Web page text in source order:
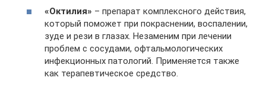
«Октилия» – препарат комплексного действия,
который поможет при покраснении, воспалении,
зуде и рези в глазах. Незаменим при лечении
проблем с сосудами, офтальмологических
инфекционных патологий. Применяется также
как терапевтическое средство.